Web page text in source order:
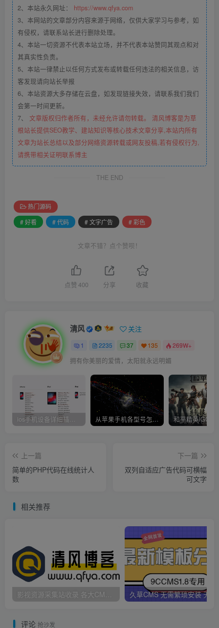
2、本站永久网址： https://www.qfya.com
3、本网站的文章部分内容来源于网络，仅供大家学习与参考，如
有侵权，请联系站长进行删除处理。
4、本站一切资源不代表本站立场，并不代表本站赞同其观点和对
其真实性负责。
5、本站一律禁止以任何方式发布或转载任何违法的相关信息，访
客发现请向站长举报
6、本站资源大多存储在云盘，如发现链接失效，请联系我们我们
会第一时间更新。
7、 文章版权归作者所有，未经允许请勿转载。 清风博客是为草
根站长提供SEO教学、建站知识等核心技术文章分享,本站内所有
文章为站长总结以及部分网络资源转载或网友投稿,若有侵权行为,
请携带相关证明联系博主
THE END
热门源码
# 好看
# 代码 # 文字广告 # 彩色
文章不错？点个赞呗！
点赞400 分享 收藏
清风 关注
1 2235 37 135 269W+
拥有你美丽的爱情，太阳就永远明媚
ios手机设备详细插件平刷教程 从苹果手机各型号怎么越狱到怎么开科技完整教程
上一篇
简单的PHP代码在线统计人
数
下一篇
双列自适应广告代码可横幅
可文字
相关推荐
影视资源采集站收录 各大CMS采集资源站网址合集
评论 抢沙发